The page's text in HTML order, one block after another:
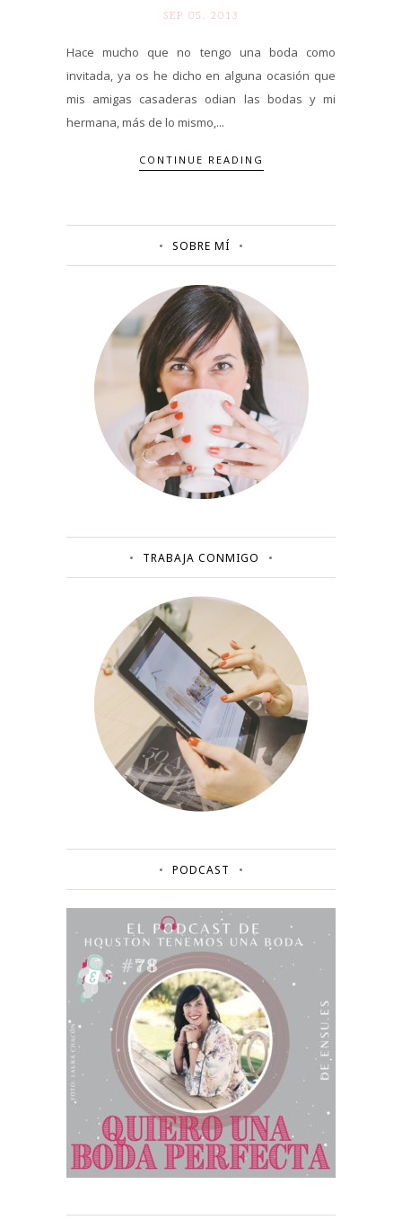
SEP 05. 2013
Hace mucho que no tengo una boda como
invitada, ya os he dicho en alguna ocasión que
mis amigas casaderas odian las bodas y mi
hermana, más de lo mismo,...
CONTINUE READING
SOBRE MÍ
TRABAJA CONMIGO
PODCAST